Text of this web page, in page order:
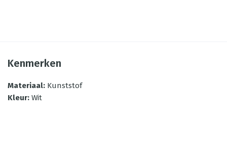
Kenmerken
Materiaal: Kunststof
Kleur: Wit